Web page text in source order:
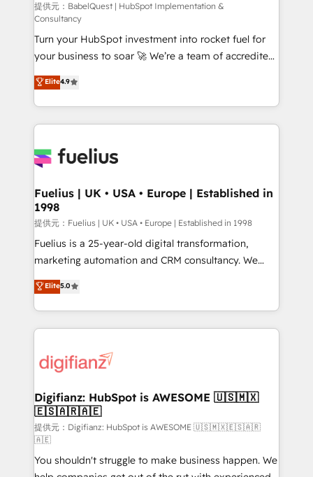
9001:2015 and now... ISO 42001: 2023 certified •
Exclusive AI 'GuardHub' governance framework,
based on ISO 42001 - helping you 'organise
complexity' 𝗥𝗲𝗮𝗱𝘆 𝗳𝗼𝗿 𝘁𝗵𝗲 𝗻𝗲𝘅𝘁 𝘀𝘁𝗲𝗽? Click the
👈 '𝗖𝗼𝗻𝘁𝗮𝗰𝘁 𝗯𝘂𝘀𝗶𝗻𝗲𝘀𝘀' button to get in touch
(𝘸𝘦'𝘳𝘦 𝘴𝘶𝘱𝘦𝘳 𝘳𝘦𝘴𝘱𝘰𝘯𝘴𝘪𝘷𝘦)
提供元：BabelQuest | HubSpot Implementation &
Consultancy
Turn your HubSpot investment into rocket fuel for
your business to soar 🚀 We’re a team of accredited
HubSpot experts ready to help you. We can
implement the platform into complex business
environments, optimise what you've got and make
sure you can actually use it, build your website in
for you and execute it on HubSpot. We are on the
framework, meaning we've been accredited by
HubSpot and vetted by the CCS, which means we
can support public sector companies as well the
other ones listed in our profile. Our services: -
HubSpot implementation - HubSpot CMS website
is there for you to: - Grow revenue, and run your
business more efficiently - Build stronger
more people - Get the most out of your HubSpot
investment
Elite4.9
Fuelius | UK • USA • Europe | Established in
1998
提供元：Fuelius | UK • USA • Europe | Established in 1998
Fuelius is a 25-year-old digital transformation,
marketing automation and CRM consultancy. We
enable mid-market and enterprise clients to
maximise their return from digital and fuel their
growth. We modernise platforms, streamline
operations that are causing inefficiencies, improve
supercharge revenue operations Key services: • CRM
Transformation / Web Development • RevOps &
Sales Consulting • Marketing Automation What
makes us different? 🚀 Top 0.5% of global HubSpot
agencies ⚙️ The strongest technical ability and
integration capabilities 💼 Consultative, long-term
Elite5.0
Digifianz: HubSpot is AWESOME 🇺🇸🇲🇽
🇪🇸🇦🇷🇦🇪
提供元：Digifianz: HubSpot is AWESOME 🇺🇸🇲🇽🇪🇸🇦🇷
🇦🇪
You shouldn't struggle to make business happen. We